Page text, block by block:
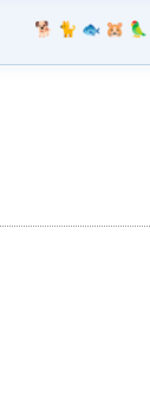
🐕 🐈 🐟 🐹 🦜